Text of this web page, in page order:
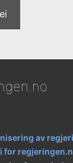
av
for